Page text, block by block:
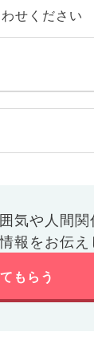
せください
気や人間関
報をお伝え
もらう